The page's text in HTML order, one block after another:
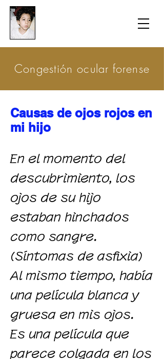
​Congestión ocular forense
Causas de ojos rojos en
mi hijo
En el momento del
descubrimiento, los
ojos de su hijo
estaban hinchados
como sangre.
(Síntomas de asfixia)
Al mismo tiempo, había
una película blanca y
gruesa en mis ojos.
Es una película que
parece colgada en los